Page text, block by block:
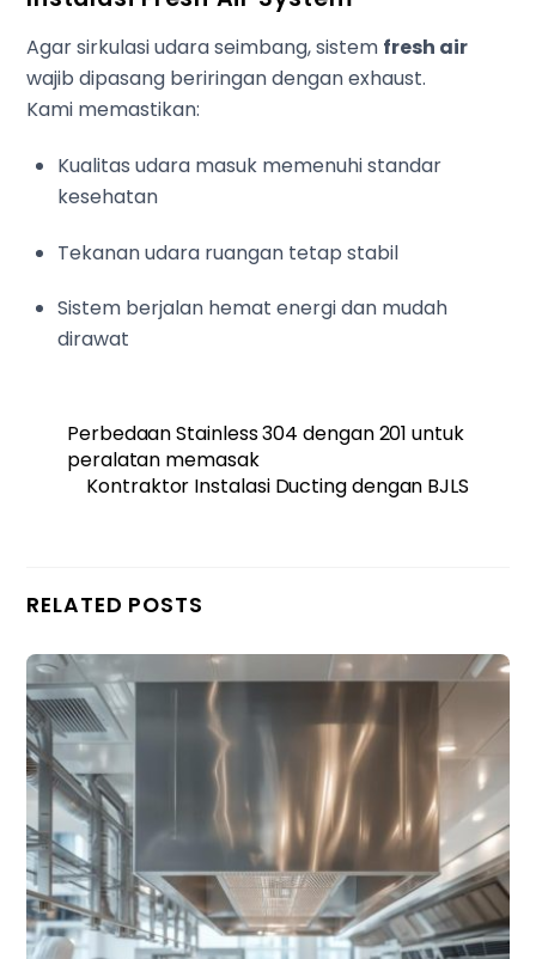
Agar sirkulasi udara seimbang, sistem fresh air
wajib dipasang beriringan dengan exhaust.
Kami memastikan:
Kualitas udara masuk memenuhi standar
kesehatan
Tekanan udara ruangan tetap stabil
Sistem berjalan hemat energi dan mudah
dirawat
Perbedaan Stainless 304 dengan 201 untuk
peralatan memasak
Kontraktor Instalasi Ducting dengan BJLS
RELATED POSTS